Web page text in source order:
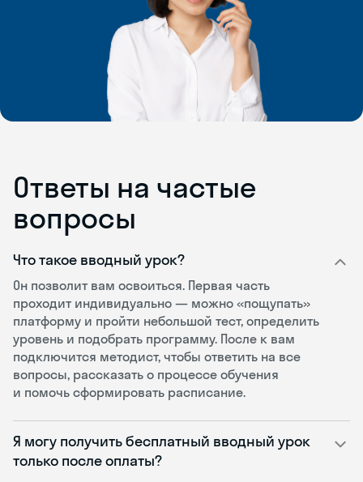
Ответы на частые
вопросы
Что такое вводный урок?
Он позволит вам освоиться. Первая часть
проходит индивидуально — можно «пощупать»
платформу и пройти небольшой тест, определить
уровень и подобрать программу. После к вам
подключится методист, чтобы ответить на все
вопросы, рассказать о процессе обучения
и помочь сформировать расписание.
Я могу получить бесплатный вводный урок
только после оплаты?